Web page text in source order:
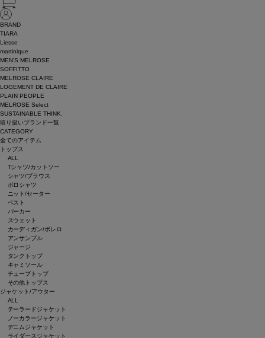
BRAND
TIARA
Liesse
martinique
MEN'S MELROSE
SOFFITTO
MELROSE CLAIRE
LOGEMENT DE CLAIRE
PLAIN PEOPLE
MELROSE Select
SUSTAINABLE THINK.
取り扱いブランド一覧
CATEGORY
全てのアイテム
トップス
ALL
Tシャツ/カットソー
シャツ/ブラウス
ポロシャツ
ニット/セーター
ベスト
パーカー
スウェット
カーディガン/ボレロ
アンサンブル
ジャージ
タンクトップ
キャミソール
チューブトップ
その他トップス
ジャケット/アウター
ALL
テーラードジャケット
ノーカラージャケット
デニムジャケット
ライダースジャケット